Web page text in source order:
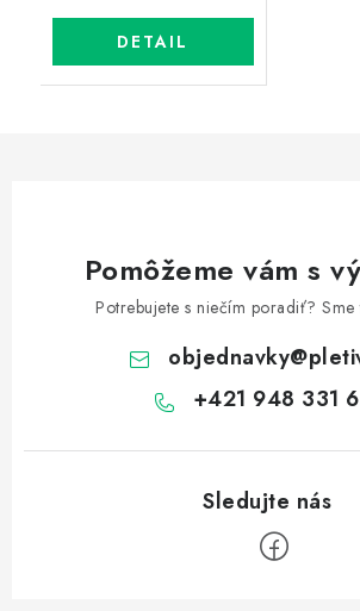
DETAIL
Pomôžeme vám s
Potrebujete s niečím poradiť? Sme
objednavky@
+421 948 331